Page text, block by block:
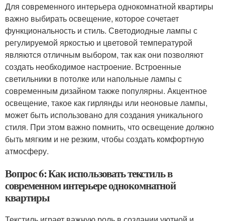
Для современного интерьера однокомнатной квартиры
важно выбирать освещение, которое сочетает
функциональность и стиль. Светодиодные лампы с
регулируемой яркостью и цветовой температурой
являются отличным выбором, так как они позволяют
создать необходимое настроение. Встроенные
светильники в потолке или напольные лампы с
современным дизайном также популярны. Акцентное
освещение, такое как гирлянды или неоновые лампы,
может быть использовано для создания уникального
стиля. При этом важно помнить, что освещение должно
быть мягким и не резким, чтобы создать комфортную
атмосферу.
Вопрос 6: Как использовать текстиль в
современном интерьере однокомнатной
квартиры